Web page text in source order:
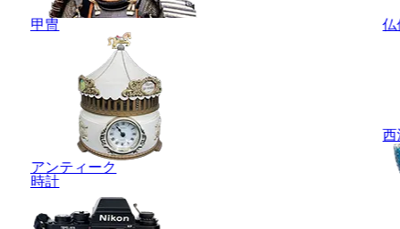
甲冑
アンティーク
時計
仏
西